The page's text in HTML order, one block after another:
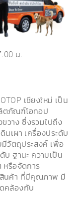
น.
เชียงใหม่ เป็น
ตภัณฑ์โอทอป
วาง ซึ่งรวมไปถึง
นเผา เครื่องประดับ
มีวัตถุประสงค์ เพื่อ
บ ฐานะ ความเป็น
หรือจัดการ
สินค้า ที่มีคุณภาพ มี
คล้องกับ